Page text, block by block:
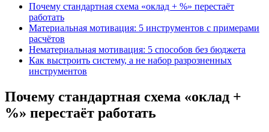
Почему стандартная схема «оклад + %» перестаёт
работать
Материальная мотивация: 5 инструментов с примерами
расчётов
Нематериальная мотивация: 5 способов без бюджета
Как выстроить систему, а не набор разрозненных
инструментов
Почему стандартная схема «оклад +
%» перестаёт работать